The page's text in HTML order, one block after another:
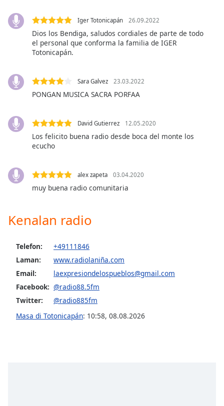
off
selected
in-
Picture
Fullscreen
Beginning
Escape
close
window.
Color
Iger Totonicapán 26.09.2022
Dios los Bendiga, saludos cordiales de parte de todo
el personal que conforma la familia de IGER
Totonicapán.
Sara Galvez 23.03.2022
PONGAN MUSICA SACRA PORFAA
David Gutierrez 12.05.2020
Los felicito buena radio desde boca del monte los
ecucho
alex zapeta 03.04.2020
muy buena radio comunitaria
Kenalan radio
Telefon:
+49111846
Laman:
www.radiolaniña.com
Email:
laexpresiondelospueblos@gmail.com
Facebook: @radio88.5fm
Twitter:
@radio885fm
Masa di Totonicapán: 10:58, 08.08.2026